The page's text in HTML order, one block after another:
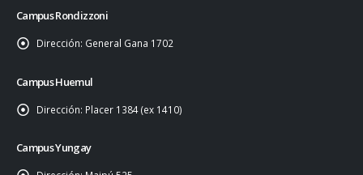
Campus Rondizzoni
Dirección: General Gana 1702
Campus Huemul
Dirección: Placer 1384 (ex 1410)
Campus Yungay